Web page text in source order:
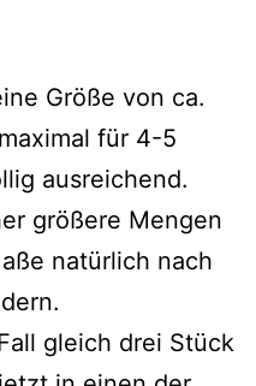
Größe von ca.
für 4-5
ausreichend.
größere Mengen
natürlich nach
gleich drei Stück